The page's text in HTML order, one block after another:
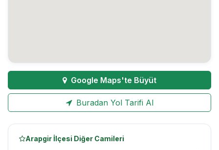
Google Maps'te Büyüt
Buradan Yol Tarifi Al
Arapgir İlçesi Diğer Camileri